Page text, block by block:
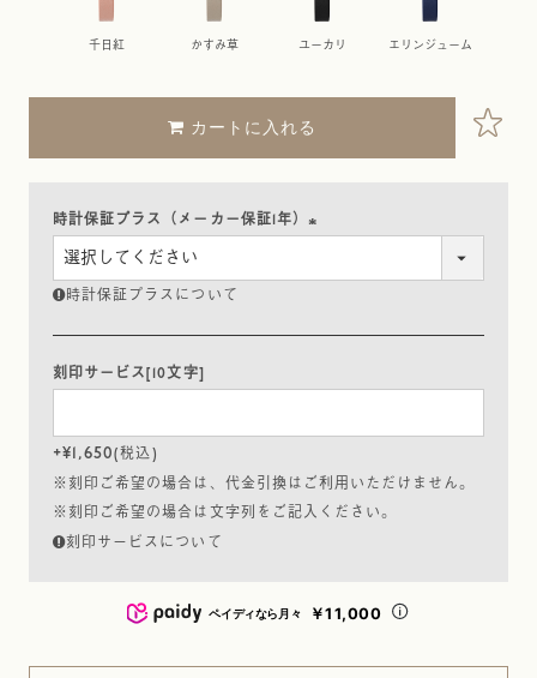
千日紅 かすみ草 ユーカリ エリンジューム
カートに入れる
時計保証プラス（メーカー保証1年）
時計保証プラスについて
刻印サービス[10文字]
+¥1,650 税込
※刻印ご希望の場合は、代金引換はご利用いただけません。
※刻印ご希望の場合は文字列をご記入ください。
刻印サービスについて
ペイディなら月々 ￥11,000